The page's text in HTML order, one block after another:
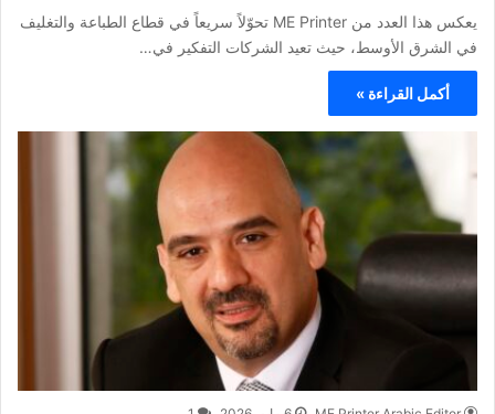
يعكس هذا العدد من ME Printer تحوّلاً سريعاً في قطاع الطباعة والتغليف
في الشرق الأوسط، حيث تعيد الشركات التفكير في…
أكمل القراءة »